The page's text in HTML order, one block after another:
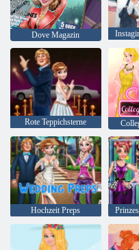
Dove Magazin
Rote Teppichsterne
Hochzeit Preps